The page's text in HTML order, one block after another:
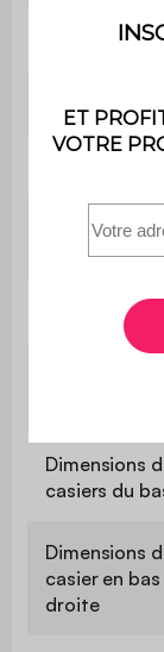
Longueur
Dimensions
plateau
Hauteur du
Dimensions
casiers du
Dimensions
casier en bas
droite